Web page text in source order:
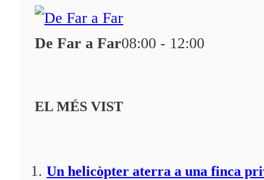
Fes-te'n soci!
De Far a Far08:00 - 12:00
EL MÉS VIST
Un helicòpter aterra a una finca